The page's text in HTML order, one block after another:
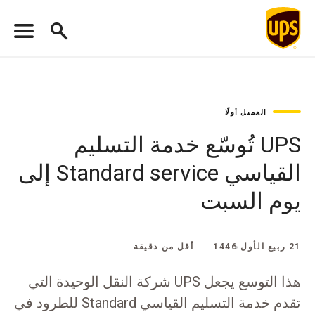
العميل أولًا
UPS تُوسّع خدمة التسليم
القياسي Standard service إلى
يوم السبت
21 ربيع الأول 1446 أقل من دقيقة
هذا التوسع يجعل UPS شركة النقل الوحيدة التي
تقدم خدمة التسليم القياسي Standard للطرود في